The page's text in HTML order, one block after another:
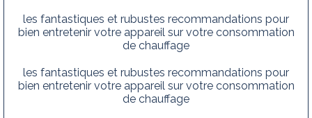
les fantastiques et rubustes recommandations pour
bien entretenir votre appareil sur votre consommation
de chauffage
les fantastiques et rubustes recommandations pour
bien entretenir votre appareil sur votre consommation
de chauffage